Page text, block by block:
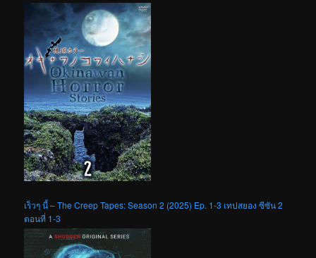
เร็วๆ นี้ – The Creep Tapes: Season 2 (2025) Ep. 1-3 เทปสยอง ซีซัน 2
ตอนที่ 1-3